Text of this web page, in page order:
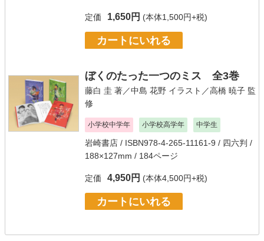
定価 1,650円 (本体1,500円+税)
カートにいれる
ぼくのたった一つのミス 全3巻
藤白 圭 著／中島 花野 イラスト／高橋 暁子 監
修
小学校中学年 小学校高学年 中学生
岩崎書店 / ISBN978-4-265-11161-9 / 四六判 /
188×127mm / 184ページ
定価 4,950円 (本体4,500円+税)
カートにいれる